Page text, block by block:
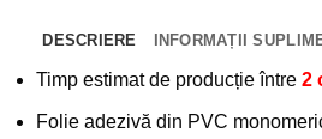
DESCRIERE INFORMAȚII
Timp estimat de producție între 2
Folie adezivă din PVC